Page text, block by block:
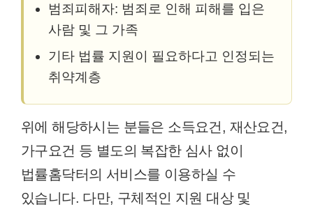
범죄피해자: 범죄로 인해 피해를 입은
사람 및 그 가족
기타 법률 지원이 필요하다고 인정되는
취약계층
위에 해당하시는 분들은 소득요건, 재산요건,
가구요건 등 별도의 복잡한 심사 없이
법률홈닥터의 서비스를 이용하실 수
있습니다. 다만, 구체적인 지원 대상 및